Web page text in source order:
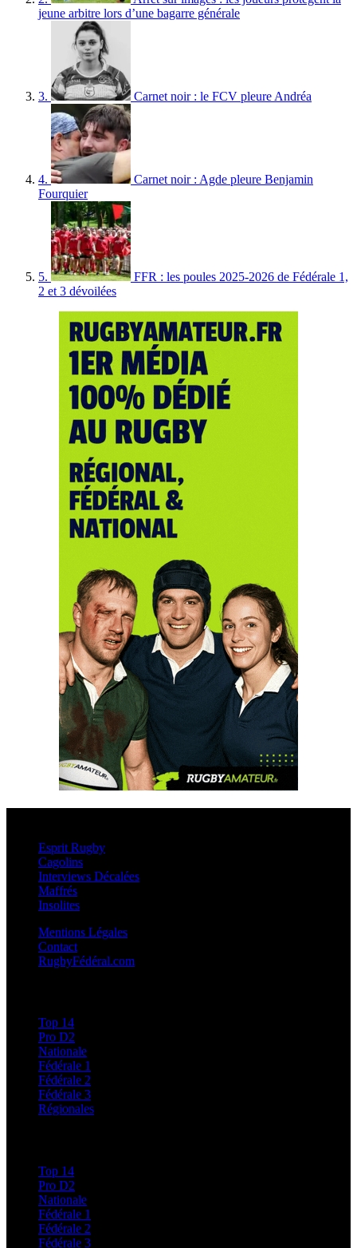
jeune arbitre lors d’une bagarre générale
3. Carnet noir : le FCV pleure Andréa
4.
Carnet noir : Agde pleure Benjamin
Fourquier
5.
FFR : les poules 2025-2026 de Fédérale 1,
2 et 3 dévoilées
Esprit Rugby
Cagolins
Interviews Décalées
Maffrés
Insolites
Mentions Légales
Contact
RugbyFédéral.com
Top 14
Pro D2
Nationale
Fédérale 1
Fédérale 2
Fédérale 3
Régionales
Top 14
Pro D2
Nationale
Fédérale 1
Fédérale 2
Fédérale 3